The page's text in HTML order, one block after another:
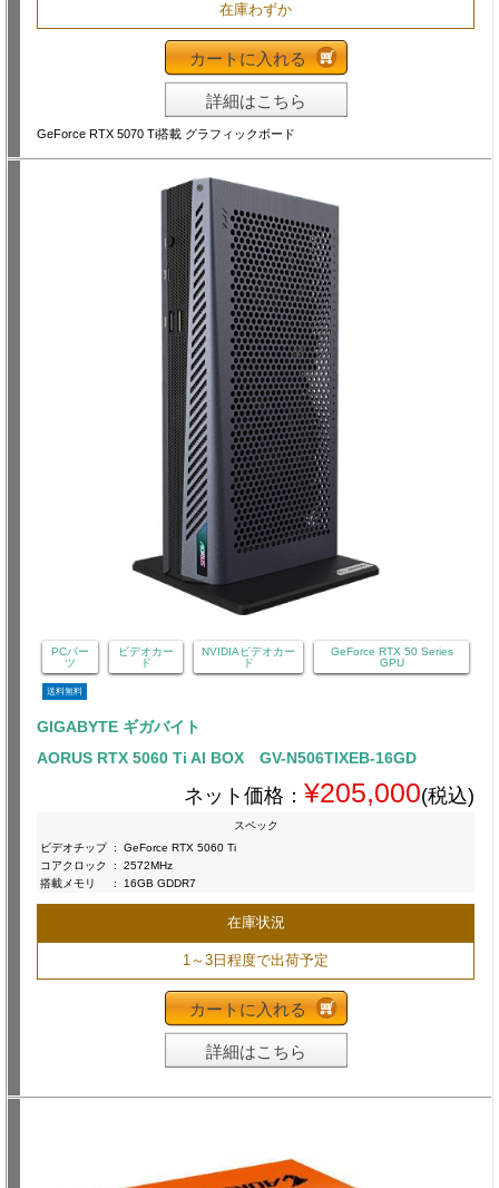
在庫わずか
カートに入れる
詳細はこちら
GeForce RTX 5070 Ti搭載 グラフィックボード
PCパー
ツ
ビデオカー
ド
NVIDIAビデオカー
ド
GeForce RTX 50 Series
GPU
送料無料
GIGABYTE ギガバイト
AORUS RTX 5060 Ti AI BOX GV-N506TIXEB-16GD
ネット価格： ¥205,000(税込)
スペック
ビデオチップ :
GeForce RTX 5060 Ti
コアクロック
:
2572MHz
搭載メモリ
: 16GB GDDR7
在庫状況
1～3日程度で出荷予定
カートに入れる
詳細はこちら